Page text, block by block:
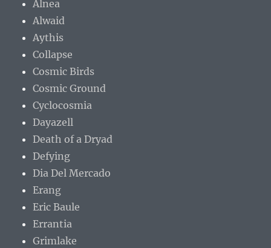
Alnea
Alwaid
Aythis
Collapse
Cosmic Birds
Cosmic Ground
Cyclocosmia
Dayazell
Death of a Dryad
Defying
Dia Del Mercado
Erang
Eric Baule
Errantia
Grimlake